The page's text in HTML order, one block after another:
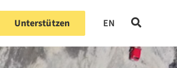
Unterstützen EN